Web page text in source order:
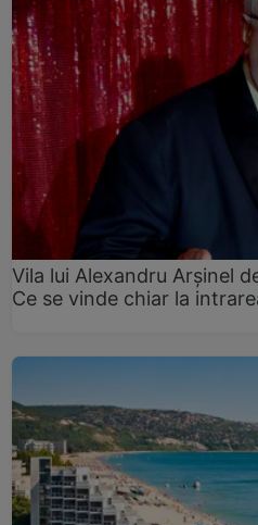
Vila lui Alexandru Arșinel
Ce se vinde chiar la